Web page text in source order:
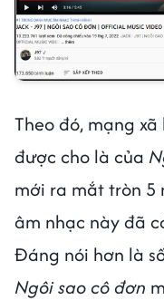
Theo đó, mạng
được cho là của
mới ra mắt tròn 5
âm nhạc này đã
Đáng nói hơn là
Ngôi sao cô đơn